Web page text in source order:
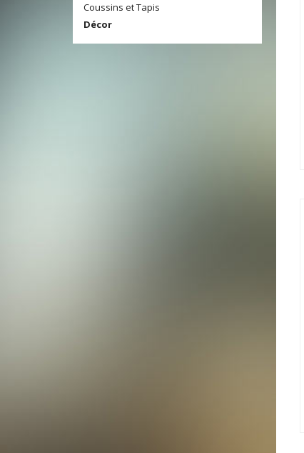
Coussins et Tapis
Décor